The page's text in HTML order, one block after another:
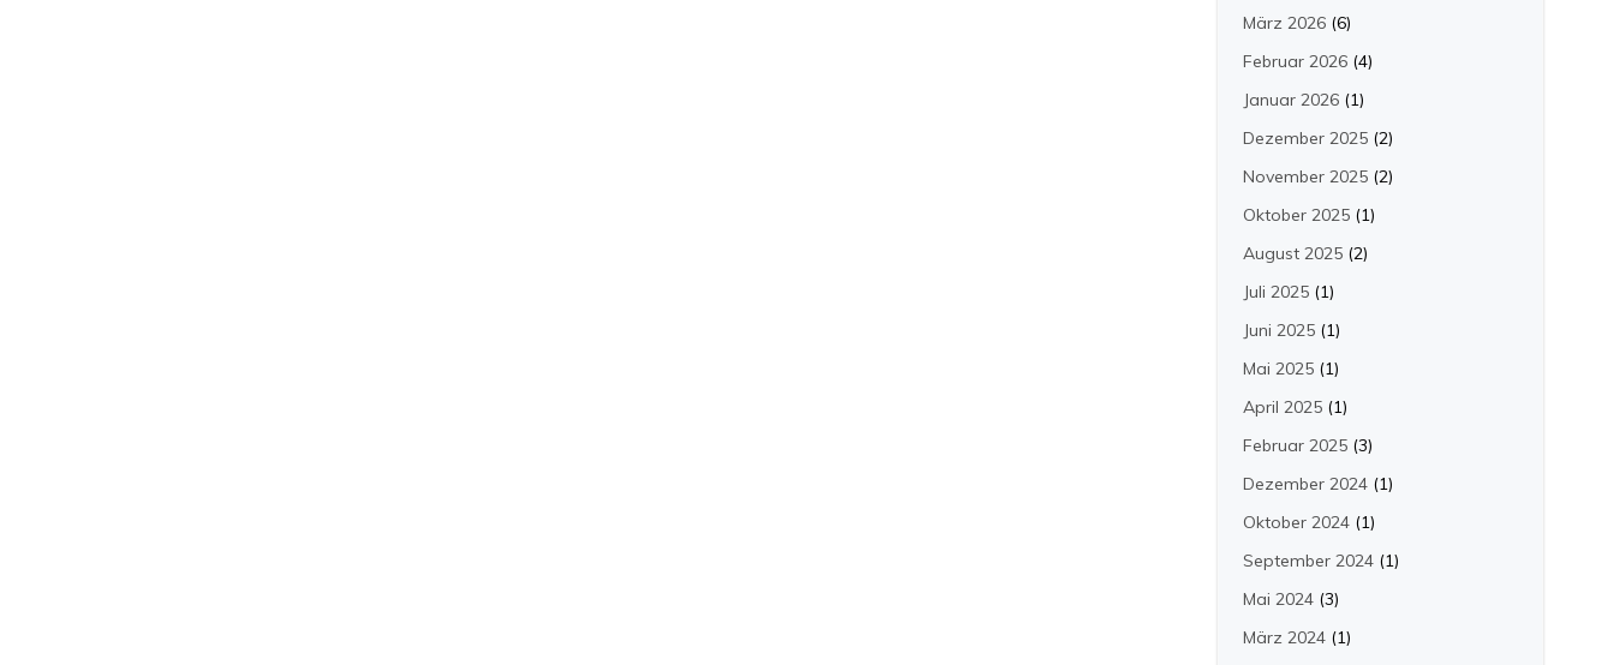
März 2026(6)
Februar 2026(4)
Januar 2026(1)
Dezember 2025(2)
November 2025(2)
Oktober 2025(1)
August 2025(2)
Juli 2025(1)
Juni 2025(1)
Mai 2025(1)
April 2025(1)
Februar 2025(3)
Dezember 2024(1)
Oktober 2024(1)
September 2024(1)
Mai 2024(3)
März 2024(1)